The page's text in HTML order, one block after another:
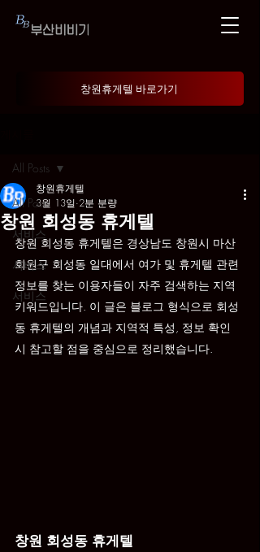
창원휴게텔 바로가기
All Posts
서비스
서비스
서비스
All Posts
창원 회성동 휴게텔
창원휴게텔
3월 13일 2분 분량
창원 회성동 휴게텔은 경상남도 창원시 마산
회원구 회성동 일대에서 여가 및 휴게텔 관련
정보를 찾는 이용자들이 자주 검색하는 지역
키워드입니다. 이 글은 블로그 형식으로 회성
동 휴게텔의 개념과 지역적 특성, 정보 확인
시 참고할 점을 중심으로 정리했습니다.
창원 회성동 휴게텔